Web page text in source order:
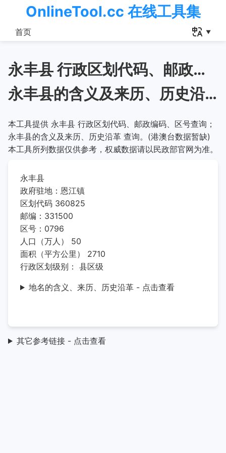
OnlineTool.cc 在线工具集
首页
永丰县 行政区划代码、邮政编码、区号查询
永丰县的含义及来历、历史沿革
本工具提供 永丰县 行政区划代码、邮政编码、区号查询；
永丰县的含义及来历、历史沿革 查询。(港澳台数据暂缺)
本工具所列数据仅供参考，权威数据请以民政部官网为准。
永丰县
政府驻地：恩江镇
区划代码 360825
邮编：331500
区号：0796
人口（万人） 50
面积（平方公里） 2710
行政区划级别： 县区级
地名的含义、来历、历史沿革 - 点击查看
其它参考链接 - 点击查看